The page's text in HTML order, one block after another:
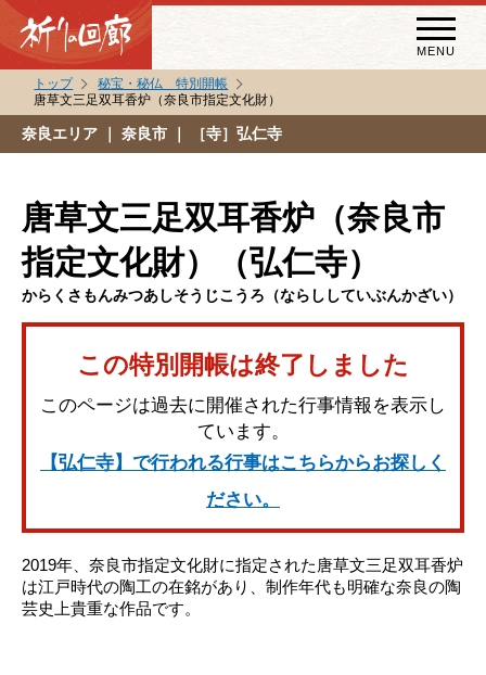
MENU
秘宝・秘仏特別開帳
祈りの回廊コラム
トップ
秘宝・秘仏 特別開帳
唐草文三足双耳香炉（奈良市指定文化財）
奈良エリア ｜ 奈良市 ｜ ［寺］弘仁寺
唐草文三足双耳香炉（奈良市
指定文化財）（弘仁寺）
からくさもんみつあしそうじこうろ（ならししていぶんかざい）
この特別開帳は終了しました
このページは過去に開催された行事情報を表示し
ています。
【弘仁寺】で行われる行事はこちらからお探しく
ださい。
2019年、奈良市指定文化財に指定された唐草文三足双耳香炉
は江戸時代の陶工の在銘があり、制作年代も明確な奈良の陶
芸史上貴重な作品です。